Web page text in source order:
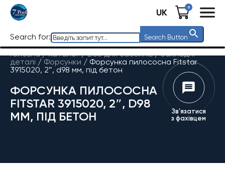
UK 0
Search for: Search Button
Головна / Каталог/Все для басейнів/Закладні
деталі / Форсунки / Форсунка пилососна Fitstar
3915020, 2″, d98 мм, під бетон
ФОРСУНКА ПИЛОСОСНА
FITSTAR 3915020, 2″, D98
ММ, ПІД БЕТОН
Зв'язатися
з фахівцем